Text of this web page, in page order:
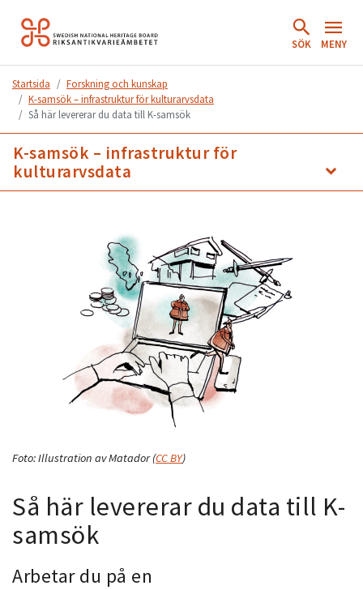
Hoppa
till
SÖK MENY
Startsida
Forskning och kunskap
K-samsök – infrastruktur för kulturarvsdata
Så här levererar du data till K-samsök
K-samsök – infrastruktur för
kulturarvsdata
Foto:Illustration av Matador(CC BY)
Så här levererar du data till K-
samsök
Arbetar du på en